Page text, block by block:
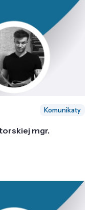
Komunikaty
mgr.